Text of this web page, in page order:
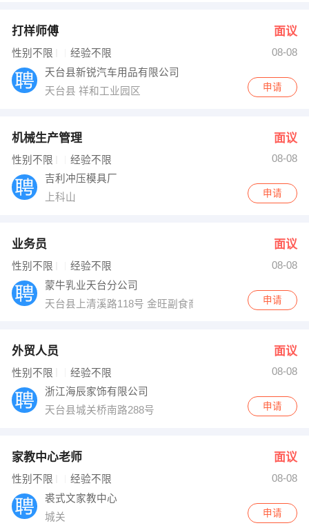
打样师傅 面议
性别不限 经验不限
08-08
天台县新锐汽车用品有限公司
天台县 祥和工业园区
申请
机械生产管理 面议
性别不限 经验不限
08-08
吉利冲压模具厂
上科山
申请
业务员 面议
性别不限 经验不限
08-08
蒙牛乳业天台分公司
天台县上清溪路118号 金旺副食商行对面2楼
申请
外贸人员 面议
性别不限 经验不限
08-08
浙江海辰家饰有限公司
天台县城关桥南路288号
申请
家教中心老师 面议
性别不限 经验不限
08-08
裘式文家教中心
城关
申请